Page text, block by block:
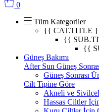
0
Tüm Kategoriler
{{ CAT.TITLE
{{
{{
Güneş Bakımı
After Sun Güneş
Güneş Sonrası
Cilt Tipine Göre
Akneli ve
Hassas Ciltler